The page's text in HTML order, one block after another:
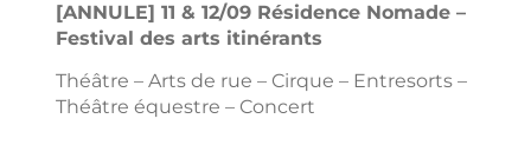
[ANNULE] 11 & 12/09 Résidence Nomade –
Festival des arts itinérants
Théâtre – Arts de rue – Cirque – Entresorts –
Théâtre équestre – Concert